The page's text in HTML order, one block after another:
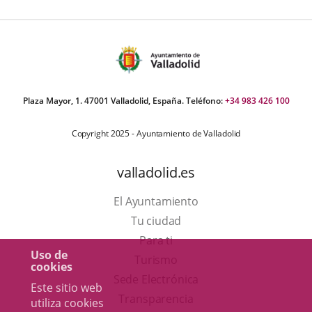
Uso de
cookies
Este sitio web
utiliza cookies
externa.externa.
Plaza Mayor, 1. 47001 Valladolid, España. Teléfono:+34 983 426 100
Copyright 2025 - Ayuntamiento de Valladolid
valladolid.es
El Ayuntamiento
Tu ciudad
Para ti